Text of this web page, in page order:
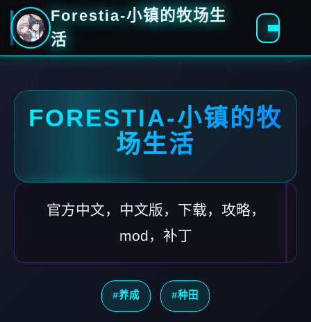
Forestia-小镇的牧场生
活
FORESTIA-小镇的牧
场生活
官方中文，中文版，下载，攻略，
mod，补丁
#养成 #种田